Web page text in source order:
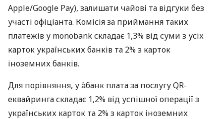
Apple/Google Pay), залишати чайові та відгуки без
участі офіціанта. Комісія за приймання таких
платежів у monobank складає 1,3% від суми з усіх
карток українських банків та 2% з карток
іноземних банків.
Для порівняння, у àбанк плата за послугу QR-
еквайринга складає 1,2% від успішної операції з
українських карток та 2% з карток іноземних